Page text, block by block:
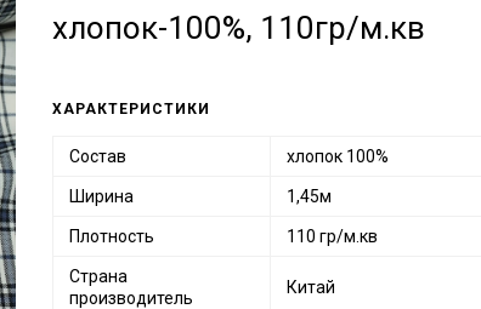
хлопок-100%, 110гр/м.кв
ХАРАКТЕРИСТИКИ
Состав хлопок 100%
Ширина 1,45м
Плотность 110 гр/м.кв
Страна
производитель
Китай